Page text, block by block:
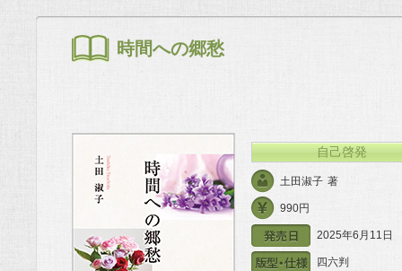
時間への郷愁
自己啓発
土田淑子 著
990円
2025年6月11日
四六判